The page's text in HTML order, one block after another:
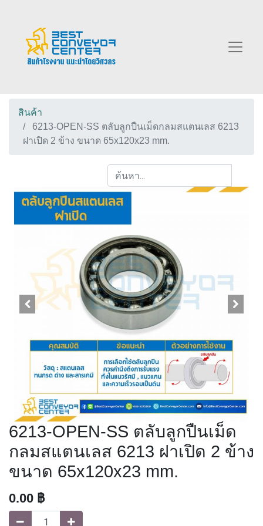
สินค้า
6213-OPEN-SS ตลับลูกปืนเม็ดกลมสแตนเลส 6213
ฝาเปิด 2 ข้าง ขนาด 65x120x23 mm.
6213-OPEN-SS ตลับลูกปืนเม็ด
กลมสแตนเลส 6213 ฝาเปิด 2 ข้าง
ขนาด 65x120x23 mm.
0.00 ฿